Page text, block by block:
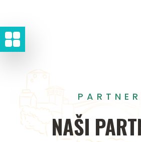
NAŠI